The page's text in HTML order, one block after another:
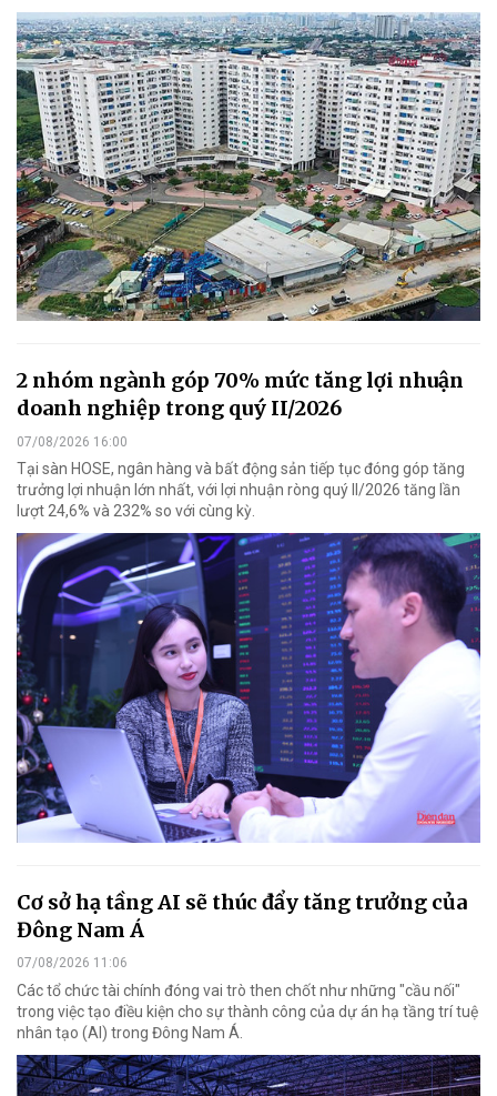
2 nhóm ngành góp 70% mức tăng lợi nhuận
doanh nghiệp trong quý II/2026
07/08/2026 16:00
Tại sàn HOSE, ngân hàng và bất động sản tiếp tục đóng góp tăng
trưởng lợi nhuận lớn nhất, với lợi nhuận ròng quý II/2026 tăng lần
lượt 24,6% và 232% so với cùng kỳ.
Cơ sở hạ tầng AI sẽ thúc đẩy tăng trưởng của
Đông Nam Á
07/08/2026 11:06
Các tổ chức tài chính đóng vai trò then chốt như những "cầu nối"
trong việc tạo điều kiện cho sự thành công của dự án hạ tầng trí tuệ
nhân tạo (AI) trong Đông Nam Á.